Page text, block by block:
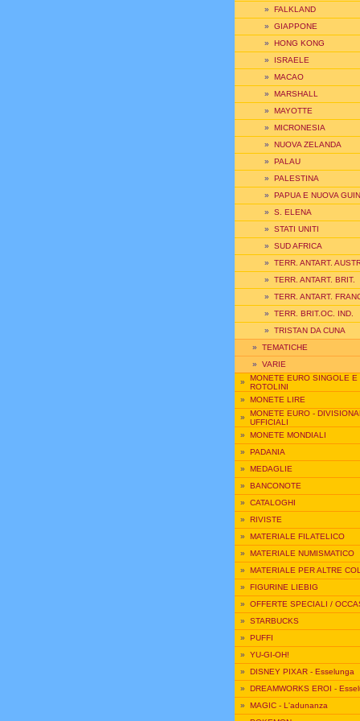
» FALKLAND
» GIAPPONE
» HONG KONG
» ISRAELE
» MACAO
» MARSHALL
» MAYOTTE
» MICRONESIA
» NUOVA ZELANDA
» PALAU
» PALESTINA
» PAPUA E NUOVA
» S. ELENA
» STATI UNITI
» SUD AFRICA
» TERR. ANTART.
» TERR. ANTART. BRIT.
» TERR. ANTART.
» TERR. BRIT.OC. IND.
» TRISTAN DA CUNA
» TEMATICHE
» VARIE
» MONETE EURO SINGOLE E
ROTOLINI
» MONETE LIRE
» MONETE EURO -
UFFICIALI
» MONETE MONDIALI
» PADANIA
» MEDAGLIE
» BANCONOTE
» CATALOGHI
» RIVISTE
» MATERIALE FILATELICO
» MATERIALE NUMISMATICO
» MATERIALE PER ALTRE
» FIGURINE LIEBIG
» OFFERTE SPECIALI /
» STARBUCKS
» PUFFI
» YU-GI-OH!
» DISNEY PIXAR - Esselunga
» DREAMWORKS EROI -
» MAGIC - L'adunanza